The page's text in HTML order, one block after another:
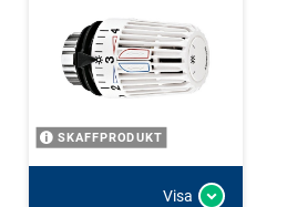
SKAFFPRODUKT
Visa